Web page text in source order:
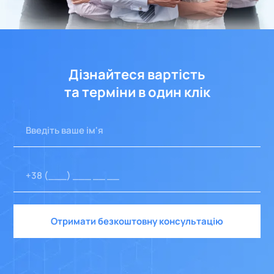
Дізнайтеся вартість
та терміни в один клік
Отримати безкоштовну консультацію